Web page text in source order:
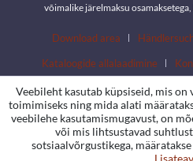
võimalike järelmaksu
Download area
Kataloogide allalaadimine
Veebileht kasutab küpsiseid, mis
toimimiseks ning mida alati
veebilehe kasutamismugavust, on
või mis lihtsustavad
sotsiaalvõrgustikega,